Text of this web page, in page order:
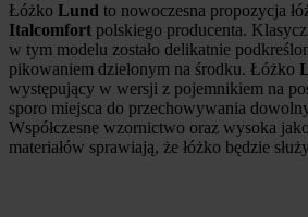
Łóżko Lund to nowoczesna propozycja
Italcomfort polskiego producenta.
w tym modelu zostało delikatnie
pikowaniem dzielonym na środku. Łóżko
występujący w wersji z pojemnikiem na
sporo miejsca do przechowywania
Współczesne wzornictwo oraz wysoka
materiałów sprawiają, że łóżko będzie